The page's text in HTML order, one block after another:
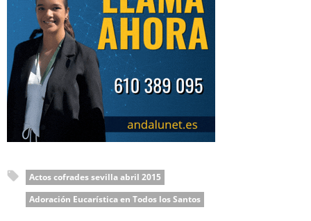
Actos cofrades sevilla abril 2015
Adoración Eucarística en Todos los Santos